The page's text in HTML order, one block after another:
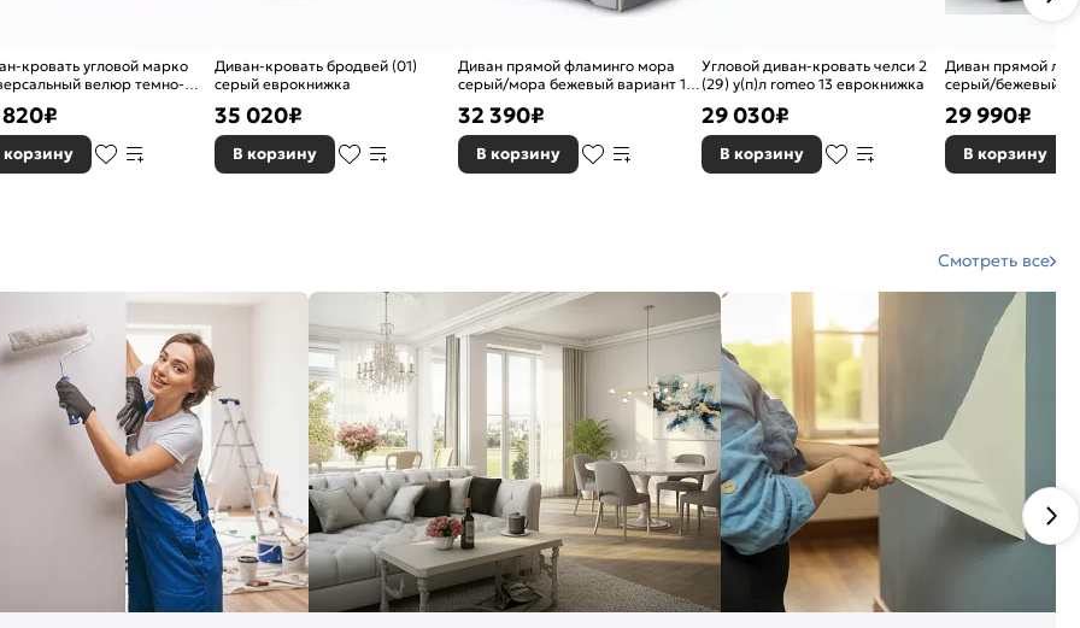
кровать угловой марко
велюр темно-
₽
корзину
Диван-кровать бродвей (01)
серый еврокнижка
35 020₽
В корзину
Диван прямой фламинго мора
серый/мора бежевый вариант 1
32 390₽
В корзину
Угловой диван-кровать челси 2
(29) у(п)л romeo 13 еврокнижка
29 030₽
В корзину
Диван прямой
серый/бежевый
29 990₽
В корзину
Смотреть все